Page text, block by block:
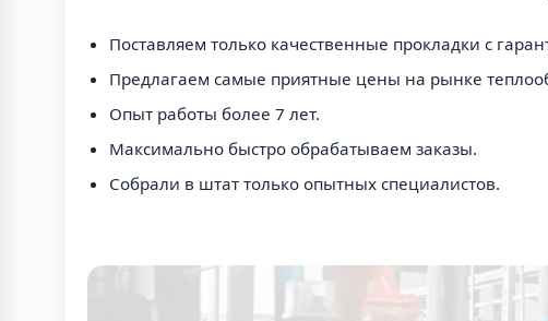
Поставляем только качественные прокладки с
Предлагаем самые приятные цены на рынке
Опыт работы более 7 лет.
Максимально быстро обрабатываем заказы.
Собрали в штат только опытных специалистов.